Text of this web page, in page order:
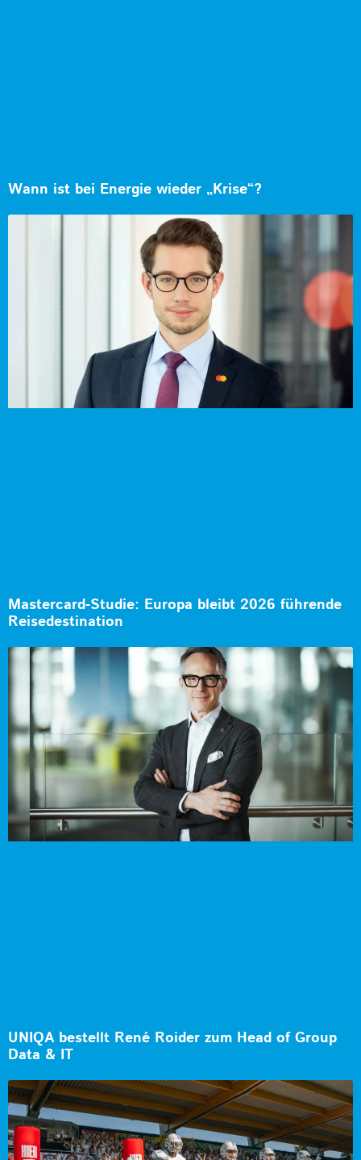
Wann ist bei Energie wieder „Krise“?
Mastercard-Studie: Europa bleibt 2026 führende
Reisedestination
UNIQA bestellt René Roider zum Head of Group
Data & IT